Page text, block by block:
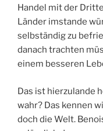
Handel mit der
Länder imstande
selbständig zu
danach trachten
einem besseren
Das ist hierzulande
wahr? Das kennen
doch die Welt.